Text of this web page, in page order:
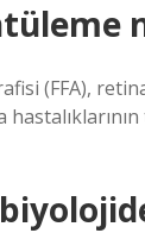
(FFA),